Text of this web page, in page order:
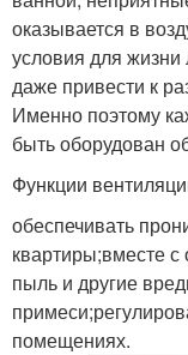
оказывается в
условия для
даже привести к
Именно поэтому
быть оборудован
Функции
обеспечивать
квартиры;вместе
пыль и другие
помещениях.